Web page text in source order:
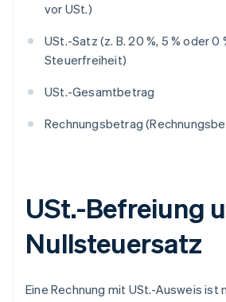
vor USt.)
USt.-Satz (z. B. 20 %, 5 % oder 0
Steuerfreiheit)
USt.-Gesamtbetrag
Rechnungsbetrag
USt.-Befreiung
Nullsteuersatz
Eine Rechnung mit USt.-Ausweis ist